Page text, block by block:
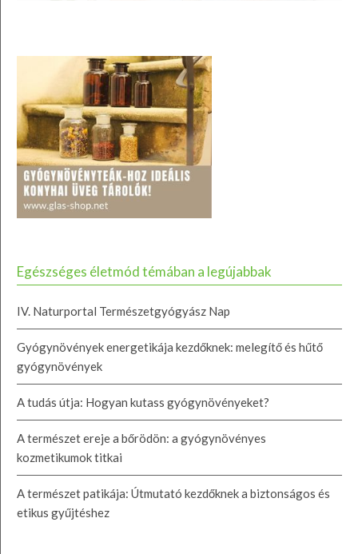
Egészséges életmód témában a legújabbak
IV. Naturportal Természetgyógyász Nap
Gyógynövények energetikája kezdőknek: melegítő és hűtő
gyógynövények
A tudás útja: Hogyan kutass gyógynövényeket?
A természet ereje a bőrödön: a gyógynövényes
kozmetikumok titkai
A természet patikája: Útmutató kezdőknek a biztonságos és
etikus gyűjtéshez